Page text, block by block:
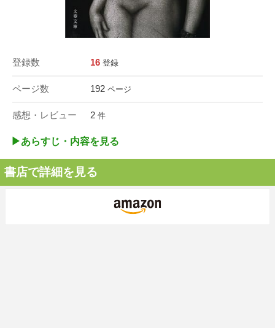
登録数 16 登録
ページ数 192 ページ
感想・レビュー 2 件
▶︎あらすじ・内容を見る
書店で詳細を見る